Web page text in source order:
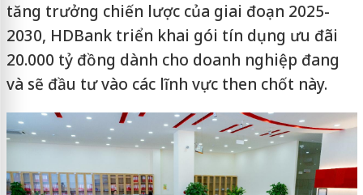
tăng trưởng chiến lược của giai đoạn 2025-
2030, HDBank triển khai gói tín dụng ưu đãi
20.000 tỷ đồng dành cho doanh nghiệp đang
và sẽ đầu tư vào các lĩnh vực then chốt này.